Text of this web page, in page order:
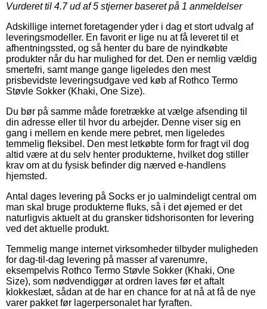
Vurderet til 4.7ud af 5 stjerner baseret på 1 anmeldelser
Adskillige internet foretagender yder i dag et stort udvalg af
leveringsmodeller. En favorit er lige nu at få leveret til et
afhentningssted, og så henter du bare de nyindkøbte
produkter når du har mulighed for det. Den er nemlig vældig
smertefri, samt mange gange ligeledes den mest
prisbevidste leveringsudgave ved køb af Rothco Termo
Støvle Sokker (Khaki, One Size).
Du bør på samme måde foretrække at vælge afsending til
din adresse eller til hvor du arbejder. Denne viser sig en
gang i mellem en kende mere pebret, men ligeledes
temmelig fleksibel. Den mest letkøbte form for fragt vil dog
altid være at du selv henter produkterne, hvilket dog stiller
krav om at du fysisk befinder dig nærved e-handlens
hjemsted.
Antal dages levering på Socks er jo ualmindeligt central om
man skal bruge produkterne fluks, så i det øjemed er det
naturligvis aktuelt at du gransker tidshorisonten for levering
ved det aktuelle produkt.
Temmelig mange internet virksomheder tilbyder muligheden
for dag-til-dag levering på masser af varenumre,
eksempelvis Rothco Termo Støvle Sokker (Khaki, One
Size), som nødvendiggør at ordren laves før et aftalt
klokkeslæt, sådan at de har en chance for at nå at få de nye
varer pakket før lagerpersonalet har fyraften.